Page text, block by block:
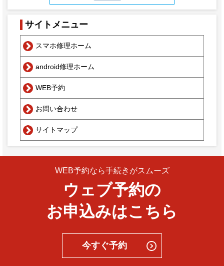
サイトメニュー
スマホ修理ホーム
android修理ホーム
WEB予約
お問い合わせ
サイトマップ
WEB予約なら手続きがスムーズ
ウェブ予約の
お申込みはこちら
今すぐ予約